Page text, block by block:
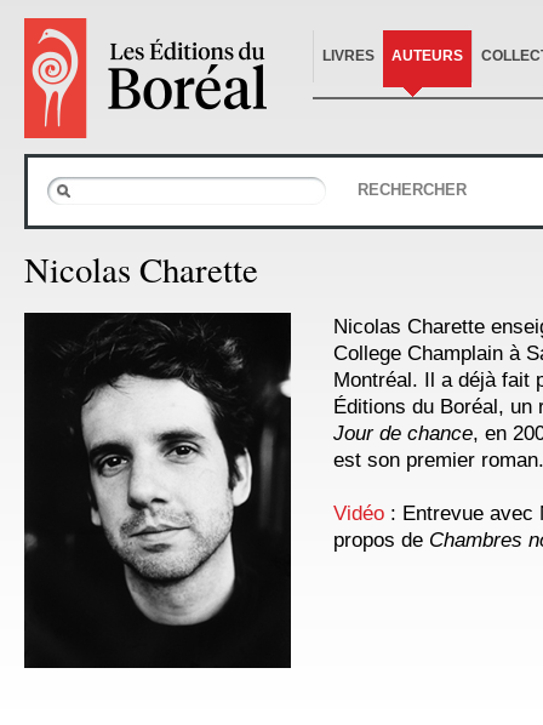
LIVRES AUTEURS
RECHERCHER
Nicolas Charette
Nicolas Charette
College Champlain à
Montréal. Il a déjà fait
Éditions du Boréal, un
Jour de chance, en
est son premier roman.
Vidéo : Entrevue avec
propos de Chambres